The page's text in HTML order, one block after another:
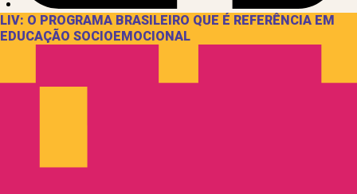
LIV: O PROGRAMA BRASILEIRO QUE É REFERÊNCIA EM
EDUCAÇÃO SOCIOEMOCIONAL